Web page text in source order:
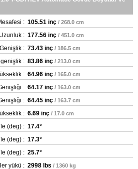
: 105.51 inç / 268.0 cm
Uzunluk : 177.56 inç / 451.0 cm
Genişlik : 73.43 inç / 186.5 cm
: 83.86 inç / 213.0 cm
: 64.96 inç / 165.0 cm
: 64.17 inç / 163.0 cm
: 64.45 inç / 163.7 cm
: 6.69 inç / 17.0 cm
(deg) : 17.4°
(deg) : 17.3°
(deg) : 25.7°
yükü : 2998 lbs / 1360 kg